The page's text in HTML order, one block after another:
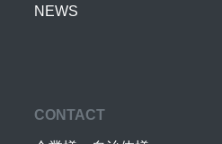
NEWS
CONTACT